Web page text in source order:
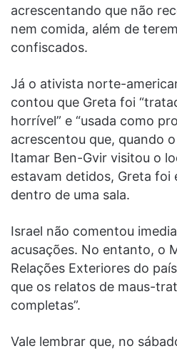
acrescentando que não
nem comida, além de
confiscados.
Já o ativista norte-
contou que Greta foi
horrível” e “usada como
acrescentou que, quando
Itamar Ben-Gvir visitou o
estavam detidos, Greta foi
dentro de uma sala.
Israel não comentou
acusações. No entanto, o
Relações Exteriores do
que os relatos de maus-
completas”.
Vale lembrar que, no